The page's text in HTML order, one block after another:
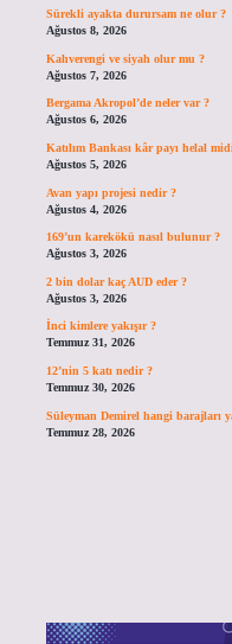
Sürekli ayakta durursam ne olur ?
Ağustos 8, 2026
Kahverengi ve siyah olur mu ?
Ağustos 7, 2026
Bergama Akropol’de neler var ?
Ağustos 6, 2026
Katılım Bankası kâr payı helal
Ağustos 5, 2026
Avan yapı projesi nedir ?
Ağustos 4, 2026
169’un karekökü nasıl bulunur ?
Ağustos 3, 2026
2 bin dolar kaç AUD eder ?
Ağustos 3, 2026
İnci kimlere yakışır ?
Temmuz 31, 2026
12’nin 5 katı nedir ?
Temmuz 30, 2026
Süleyman Demirel hangi barajları
Temmuz 28, 2026